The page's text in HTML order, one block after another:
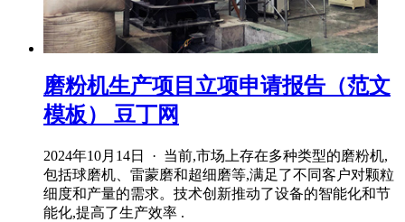
磨粉机生产项目立项申请报告（范文
模板） 豆丁网
2024年10月14日 · 当前,市场上存在多种类型的磨粉机,
包括球磨机、雷蒙磨和超细磨等,满足了不同客户对颗粒
细度和产量的需求。技术创新推动了设备的智能化和节
能化,提高了生产效率 .